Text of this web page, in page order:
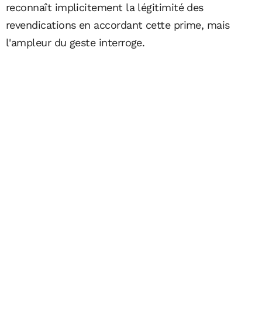
reconnaît implicitement la légitimité des
revendications en accordant cette prime, mais
l'ampleur du geste interroge.